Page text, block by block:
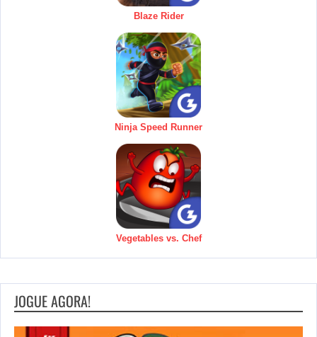
Blaze Rider
Ninja Speed Runner
Vegetables vs. Chef
JOGUE AGORA!